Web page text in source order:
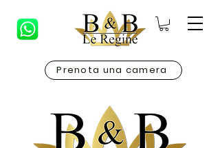
Prenota una camera